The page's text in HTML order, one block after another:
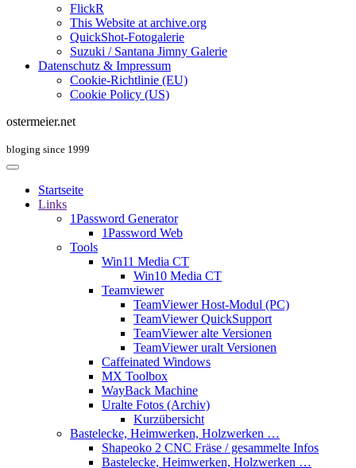
FlickR
This Website at archive.org
QuickShot-Fotogalerie
Suzuki / Santana Jimny Galerie
Datenschutz & Impressum
Cookie-Richtlinie (EU)
Cookie Policy (US)
ostermeier.net
bloging since 1999
Startseite
Links
1Password Generator
1Password Web
Tools
Win11 Media CT
Win10 Media CT
Teamviewer
TeamViewer Host-Modul (PC)
TeamViewer QuickSupport
TeamViewer alte Versionen
TeamViewer uralt Versionen
Caffeinated Windows
MX Toolbox
WayBack Machine
Uralte Fotos (Archiv)
Kurzübersicht
Bastelecke, Heimwerken, Holzwerken …
Shapeoko 2 CNC Fräse / gesammelte Infos
Bastelecke, Heimwerken, Holzwerken …